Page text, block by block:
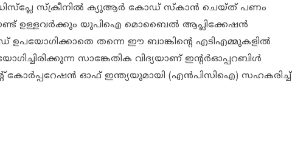
ഡിസ്പ്ലേ സ്ക്രീനിൽ ക്യുആർ കോഡ് സ്കാൻ ചെയ്ത് പണം
ഉള്ളവർക്കും യുപിഐ മൊബൈൽ ആപ്ലിക്കേഷൻ
ഉപയോഗിക്കാതെ തന്നെ ഈ ബാങ്കിന്റെ എടിഎമ്മുകളിൽ
സാങ്കേതിക വിദ്യയാണ് ഇന്റർഓപ്പറബിൾ
കോർപ്പറേഷൻ ഓഫ് ഇന്ത്യയുമായി (എൻപിസിഐ) സഹകരിച്ച്